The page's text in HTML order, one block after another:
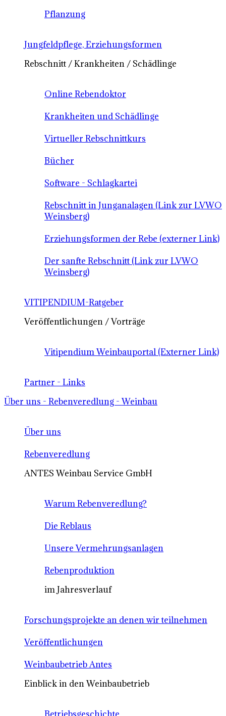
Pflanzung
Jungfeldpflege, Erziehungsformen
Rebschnitt / Krankheiten / Schädlinge
Online Rebendoktor
Krankheiten und Schädlinge
Virtueller Rebschnittkurs
Bücher
Software - Schlagkartei
Rebschnitt in Junganalagen (Link zur LVWO
Weinsberg)
Erziehungsformen der Rebe (externer Link)
Der sanfte Rebschnitt (Link zur LVWO
Weinsberg)
VITIPENDIUM-Ratgeber
Veröffentlichungen / Vorträge
Vitipendium Weinbauportal (Externer Link)
Partner - Links
Über uns - Rebenveredlung - Weinbau
Über uns
Rebenveredlung
ANTES Weinbau Service GmbH
Warum Rebenveredlung?
Die Reblaus
Unsere Vermehrungsanlagen
Rebenproduktion
im Jahresverlauf
Forschungsprojekte an denen wir teilnehmen
Veröffentlichungen
Weinbaubetrieb Antes
Einblick in den Weinbaubetrieb